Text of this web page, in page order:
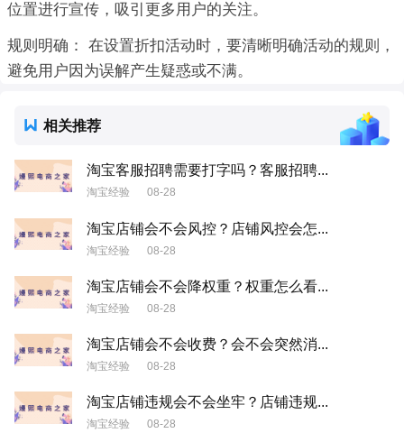
位置进行宣传，吸引更多用户的关注。
规则明确： 在设置折扣活动时，要清晰明确活动的规则，
避免用户因为误解产生疑惑或不满。
相关推荐
淘宝客服招聘需要打字吗？客服招聘...
淘宝经验 08-28
淘宝店铺会不会风控？店铺风控会怎...
淘宝经验 08-28
淘宝店铺会不会降权重？权重怎么看...
淘宝经验 08-28
淘宝店铺会不会收费？会不会突然消...
淘宝经验 08-28
淘宝店铺违规会不会坐牢？店铺违规...
淘宝经验 08-28